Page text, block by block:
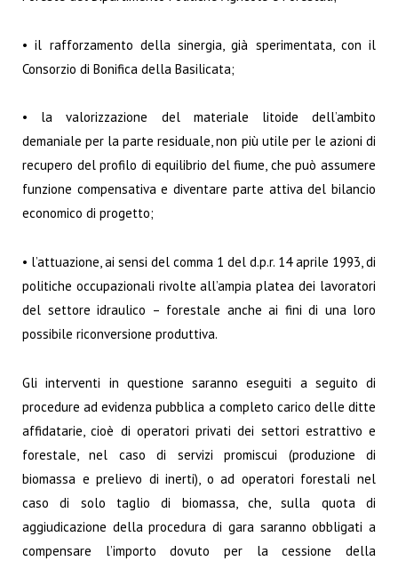
• il rafforzamento della sinergia, già sperimentata, con il
Consorzio di Bonifica della Basilicata;
• la valorizzazione del materiale litoide dell’ambito
demaniale per la parte residuale, non più utile per le azioni di
recupero del profilo di equilibrio del fiume, che può assumere
funzione compensativa e diventare parte attiva del bilancio
economico di progetto;
• l’attuazione, ai sensi del comma 1 del d.p.r. 14 aprile 1993, di
politiche occupazionali rivolte all’ampia platea dei lavoratori
del settore idraulico – forestale anche ai fini di una loro
possibile riconversione produttiva.
Gli interventi in questione saranno eseguiti a seguito di
procedure ad evidenza pubblica a completo carico delle ditte
affidatarie, cioè di operatori privati dei settori estrattivo e
forestale, nel caso di servizi promiscui (produzione di
biomassa e prelievo di inerti), o ad operatori forestali nel
caso di solo taglio di biomassa, che, sulla quota di
aggiudicazione della procedura di gara saranno obbligati a
compensare l’importo dovuto per la cessione della